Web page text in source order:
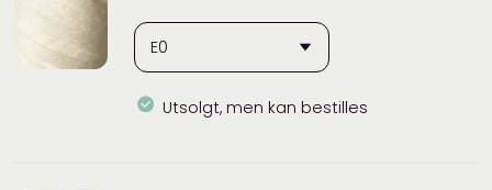
Utsolgt, men kan bestilles